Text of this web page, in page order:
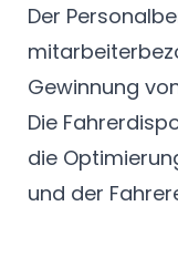
Der
Gewinnung
Die
die
und der